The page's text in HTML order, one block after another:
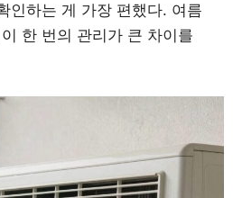
인하는 게 가장 편했다. 여름
한 번의 관리가 큰 차이를